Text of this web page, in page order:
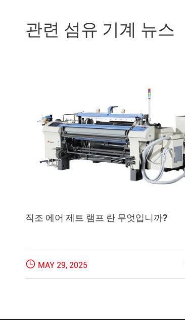
관련 섬유 기계 뉴스
직조 에어 제트 램프 란 무엇입니까?
 MAY 29, 2025